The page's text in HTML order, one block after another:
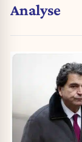
Analyse